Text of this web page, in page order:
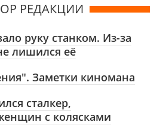
РЕДАКЦИИ
руку станком. Из-за
лишился её
Заметки киномана
сталкер,
с колясками